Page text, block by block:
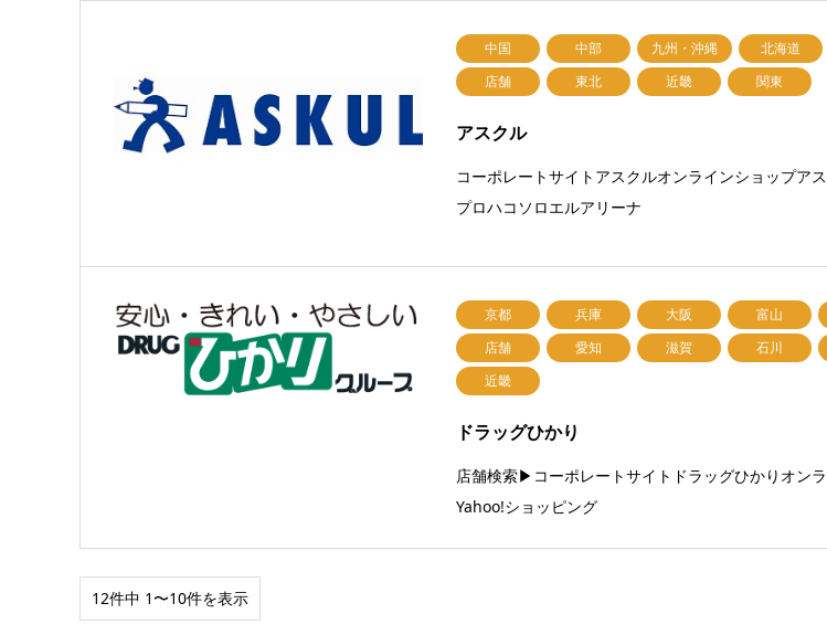
中国 中部 九州・沖縄 北海道
店舗
東北 近畿 関東
アスクル
コーポレートサイトアスクルオンラインショップア
プロハコソロエルアリーナ
京都 兵庫 大阪 富山
店舗
愛知 滋賀 石川
近畿
ドラッグひかり
店舗検索▶コーポレートサイトドラッグひかりオン
Yahoo!ショッピング
12件中 1〜10件を表示